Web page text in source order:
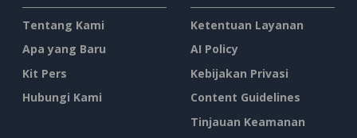
Tentang Kami
Apa yang Baru
Kit Pers
Hubungi Kami
Ketentuan Layanan
AI Policy
Kebijakan Privasi
Content Guidelines
Tinjauan Keamanan